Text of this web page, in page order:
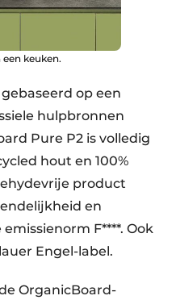
keuken.
op een
hulpbronnen
Pure P2 is volledig
hout en 100%
product
en
F****. Ook
Engel-label.
OrganicBoard-